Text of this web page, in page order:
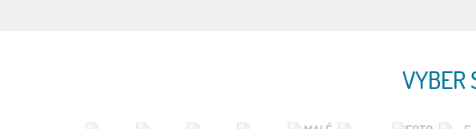
VYBER